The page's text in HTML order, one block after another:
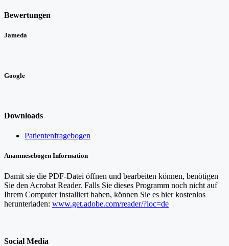
Bewertungen
Jameda
Google
Downloads
Patientenfragebogen
Anamnesebogen Information
Damit sie die PDF-Datei öffnen und bearbeiten können, benötigen
Sie den Acrobat Reader. Falls Sie dieses Programm noch nicht auf
Ihrem Computer installiert haben, können Sie es hier kostenlos
herunterladen: www.get.adobe.com/reader/?loc=de
Social Media